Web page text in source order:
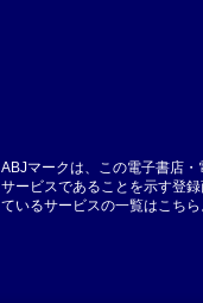
ABJマークは、この電子書店
サービスであることを示す登
ているサービスの一覧はこちら